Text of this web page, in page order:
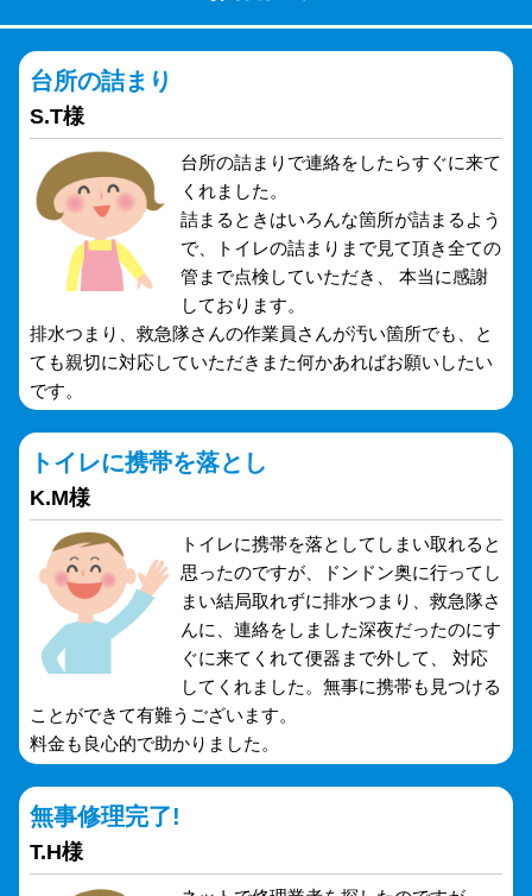
台所の詰まり
S.T様
台所の詰まりで連絡をしたらすぐに来て
くれました。
詰まるときはいろんな箇所が詰まるよう
で、トイレの詰まりまで見て頂き全ての
管まで点検していただき、 本当に感謝
しております。
排水つまり、救急隊さんの作業員さんが汚い箇所でも、と
ても親切に対応していただきまた何かあればお願いしたい
です。
トイレに携帯を落とし
K.M様
トイレに携帯を落としてしまい取れると
思ったのですが、ドンドン奥に行ってし
まい結局取れずに排水つまり、救急隊さ
んに、連絡をしました深夜だったのにす
ぐに来てくれて便器まで外して、 対応
してくれました。無事に携帯も見つける
ことができて有難うございます。
料金も良心的で助かりました。
無事修理完了!
T.H様